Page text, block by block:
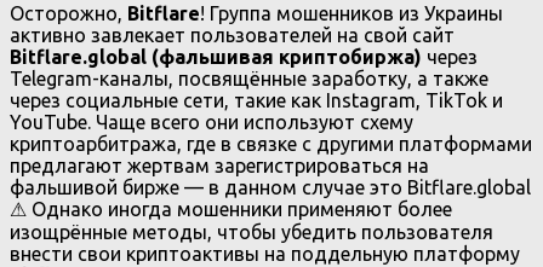
Осторожно, Bitflare! Группа мошенников из Украины
активно завлекает пользователей на свой сайт
Bitflare.global (фальшивая криптобиржа) через
Telegram-каналы, посвящённые заработку, а также
через социальные сети, такие как Instagram, TikTok и
YouTube. Чаще всего они используют схему
криптоарбитража, где в связке с другими платформами
предлагают жертвам зарегистрироваться на
фальшивой бирже — в данном случае это Bitflare.global
⚠ Однако иногда мошенники применяют более
изощрённые методы, чтобы убедить пользователя
внести свои криптоактивы на поддельную платформу